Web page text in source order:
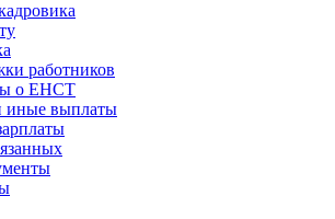
работников
о ЕНСТ
иные выплаты